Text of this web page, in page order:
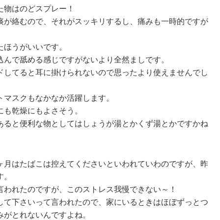
はのどスプレー！
が絡むので、それがスッキリするし、痛みも一時的ですが
うがいいです。
で舐める感じですがないより全然ましです。
てると耳に掛けられないので思ったより使えませんでし
スクもなかなか活躍します。
乾燥にもよさそう。
ると便利な物としてはしょうが湯とかくず湯とかですかね
月はたばこは控えてくださいといわれていわのですが、昨
れたのですが、このストレス我慢できない～！
て下さいって言われたので、家にいるときはほぼずっとつ
とれないんですよね。